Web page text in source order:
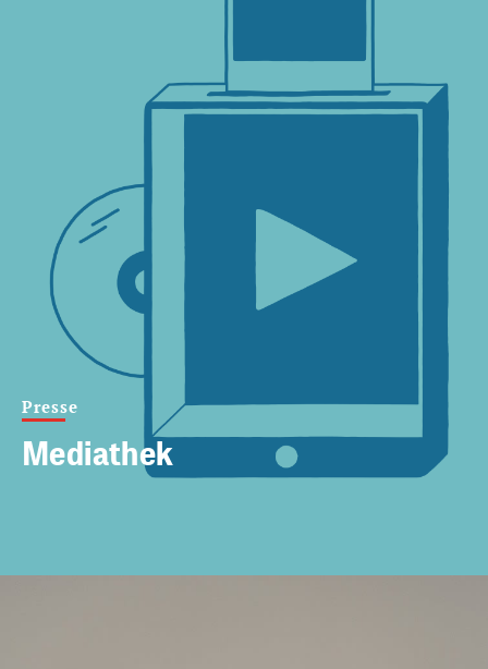
Presse
Mediathek